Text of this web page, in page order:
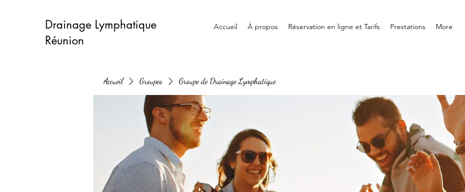
Drainage Lymphatique
Réunion
Accueil À propos Réservation en ligne et Tarifs Prestations More
Accueil Groupes Groupe de Drainage Lymphatique